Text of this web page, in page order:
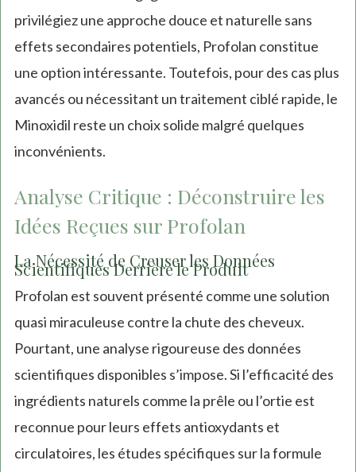
privilégiez une approche douce et naturelle sans
effets secondaires potentiels, Profolan constitue
une option intéressante. Toutefois, pour des cas plus
avancés ou nécessitant un traitement ciblé rapide, le
Minoxidil reste un choix solide malgré quelques
inconvénients.
Analyse Critique : Déconstruire les
Idées Reçues sur Profolan
La Nécessité de Creuser les Données
Scientifiques Derrière le Produit
Profolan est souvent présenté comme une solution
quasi miraculeuse contre la chute des cheveux.
Pourtant, une analyse rigoureuse des données
scientifiques disponibles s’impose. Si l’efficacité des
ingrédients naturels comme la prêle ou l’ortie est
reconnue pour leurs effets antioxydants et
circulatoires, les études spécifiques sur la formule